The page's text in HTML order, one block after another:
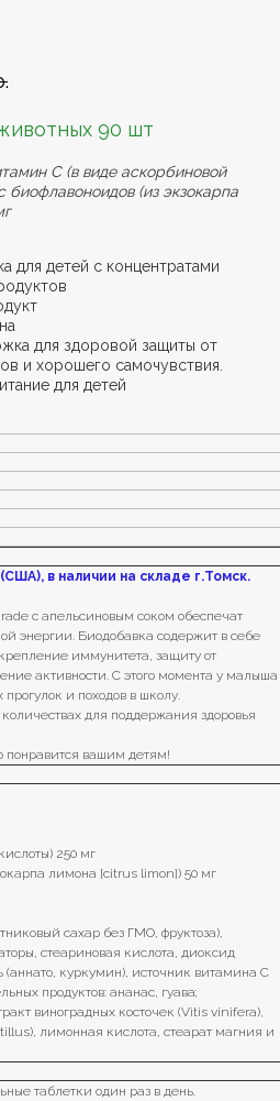
90 шт
С (в виде аскорбиновой
биофлавоноидов (из экзокарпа
для детей с концентратами
для здоровой защиты от
и хорошего самочувствия.
для детей
в наличии на складе г.Томск.
с апельсиновым соком обеспечат
энергии. Биодобавка содержит в себе
иммунитета, защиту от
активности. С этого момента у малыша
и походов в школу.
для поддержания здоровья
понравится вашим детям!
250 мг
лимона [citrus limon]) 50 мг
сахар без ГМО, фруктоза),
стеариновая кислота, диоксид
куркумин), источник витамина C
продуктов: ананас, гуава;
виноградных косточек (Vitis vinifera),
лимонная кислота, стеарат магния и
таблетки один раз в день.